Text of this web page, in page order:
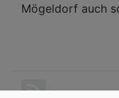
Mögeldorf auch